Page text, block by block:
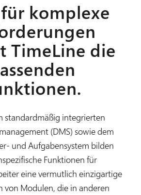
komplexe
TimeLine die
standardmäßig integrierten
(DMS) sowie dem
und Aufgabensystem bilden
Funktionen für
eine vermutlich einzigartige
von Modulen, die in anderen